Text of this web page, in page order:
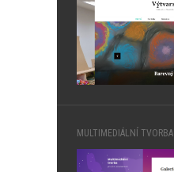
MULTIMEDIÁLNÍ TVORBA